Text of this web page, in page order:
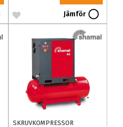
Jämför
SKRUVKOMPRESSOR